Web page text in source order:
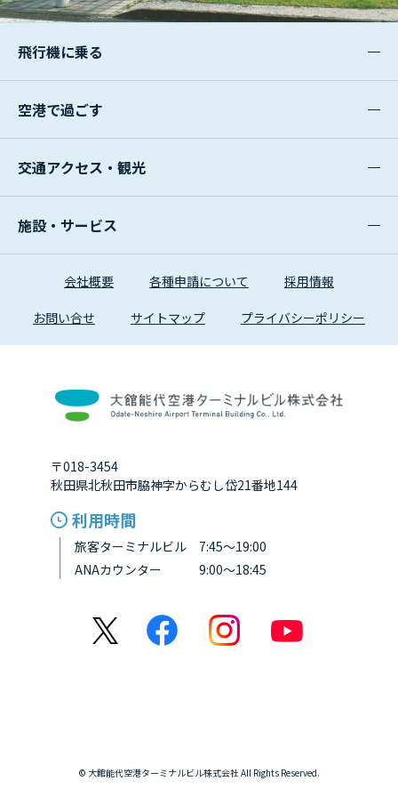
飛行機に乗る
空港で過ごす
交通アクセス・観光
施設・サービス
会社概要 各種申請について 採用情報
お問い合せ サイトマップ プライバシーポリシー
〒018-3454
秋田県北秋田市脇神字からむし岱21番地144
利用時間
旅客ターミナルビル 7:45～19:00
ANAカウンター 9:00～18:45
© 大館能代空港ターミナルビル株式会社 All Rights Reserved.